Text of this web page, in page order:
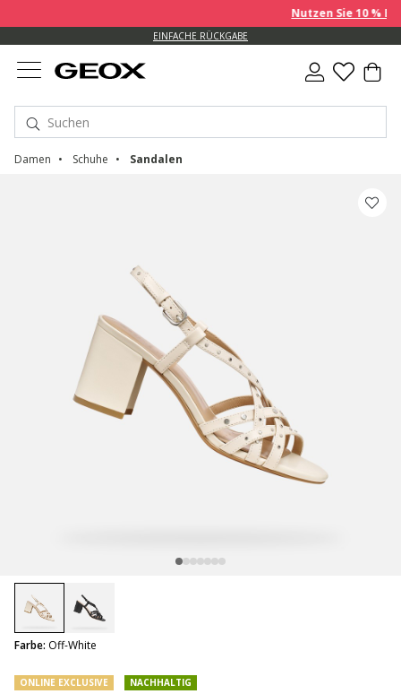
Nutzen Sie 10 %
EINFACHE RÜCKGABE
Damen Schuhe Sandalen
ONLINE EXCLUSIVE NACHHALTIG
Farbe: Off-White
selected